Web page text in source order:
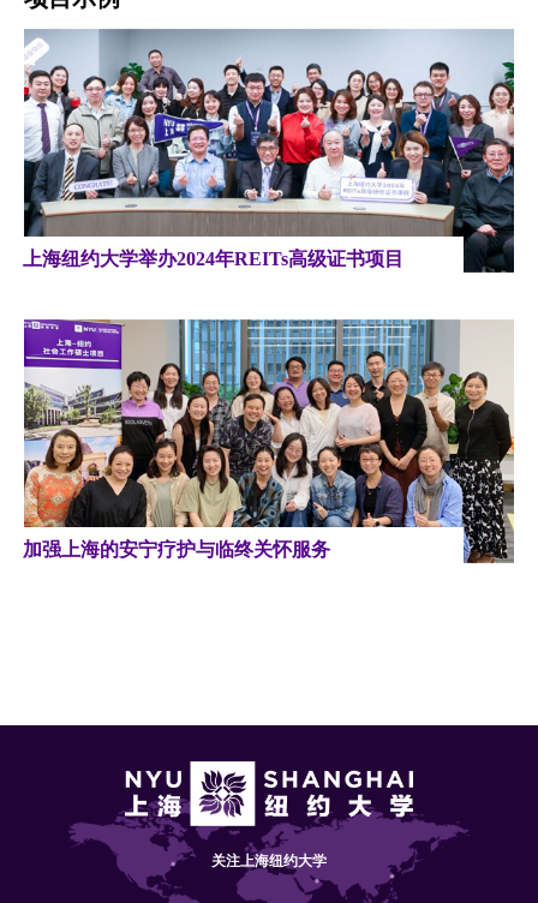
上海纽约大学举办2024年REITs高级证书项目
加强上海的安宁疗护与临终关怀服务
关注上海纽约大学